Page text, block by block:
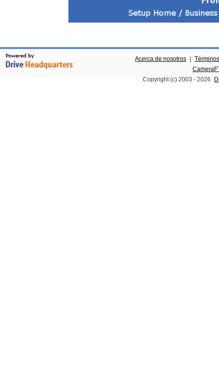
Acerca de nosotros
Copyright (c) 2003 - 2026